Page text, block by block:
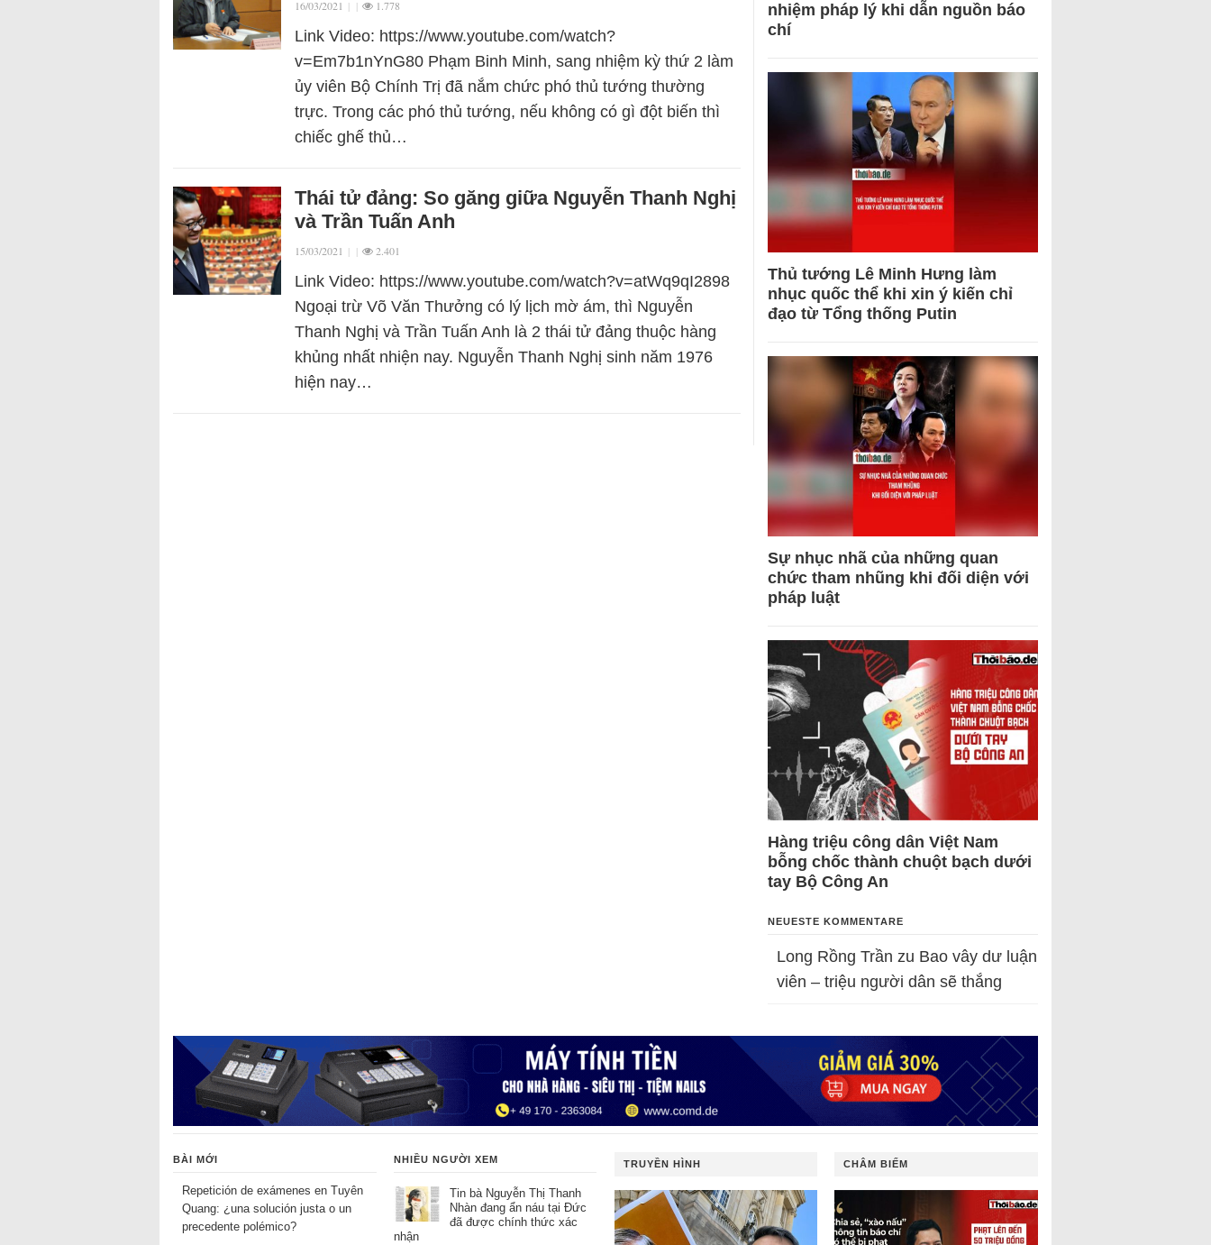
16/03/2021 | | 1.778
Link Video: https://www.youtube.com/watch?
v=Em7b1nYnG80 Phạm Binh Minh, sang nhiệm kỳ thứ 2 làm
ủy viên Bộ Chính Trị đã nắm chức phó thủ tướng thường
trực. Trong các phó thủ tướng, nếu không có gì đột biến thì
chiếc ghế thủ…
Thái tử đảng: So găng giữa Nguyễn Thanh Nghị
và Trần Tuấn Anh
15/03/2021 | | 2.401
Link Video: https://www.youtube.com/watch?v=atWq9qI2898
Ngoại trừ Võ Văn Thưởng có lý lịch mờ ám, thì Nguyễn
Thanh Nghị và Trần Tuấn Anh là 2 thái tử đảng thuộc hàng
khủng nhất nhiện nay. Nguyễn Thanh Nghị sinh năm 1976
hiện nay…
nhiệm pháp lý khi dẫn nguồn báo
chí
Thủ tướng Lê Minh Hưng làm
nhục quốc thể khi xin ý kiến chỉ
đạo từ Tổng thống Putin
Sự nhục nhã của những quan
chức tham nhũng khi đối diện với
pháp luật
Hàng triệu công dân Việt Nam
bỗng chốc thành chuột bạch dưới
tay Bộ Công An
NEUESTE KOMMENTARE
Long Rồng Trần zu Bao vây dư luận
viên – triệu người dân sẽ thắng
BÀI MỚI
Repetición de exámenes en Tuyên
Quang: ¿una solución justa o un
precedente polémico?
NHIỀU NGƯỜI XEM
Tin bà Nguyễn Thị Thanh
Nhàn đang ẩn náu tại Đức
đã được chính thức xác
nhận
TRUYỀN HÌNH CHÂM BIẾM